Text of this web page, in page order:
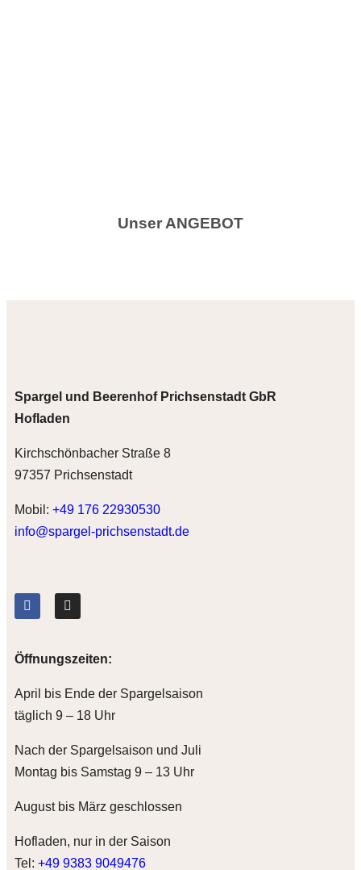
Unser ANGEBOT
Spargel und Beerenhof Prichsenstadt GbR
Hofladen
Kirchschönbacher Straße 8
97357 Prichsenstadt
Mobil: +49 176 22930530
info@spargel-prichsenstadt.de
Öffnungszeiten:
April bis Ende der Spargelsaison
täglich 9 – 18 Uhr
Nach der Spargelsaison und Juli
Montag bis Samstag 9 – 13 Uhr
August bis März geschlossen
Hofladen, nur in der Saison
Tel: +49 9383 9049476